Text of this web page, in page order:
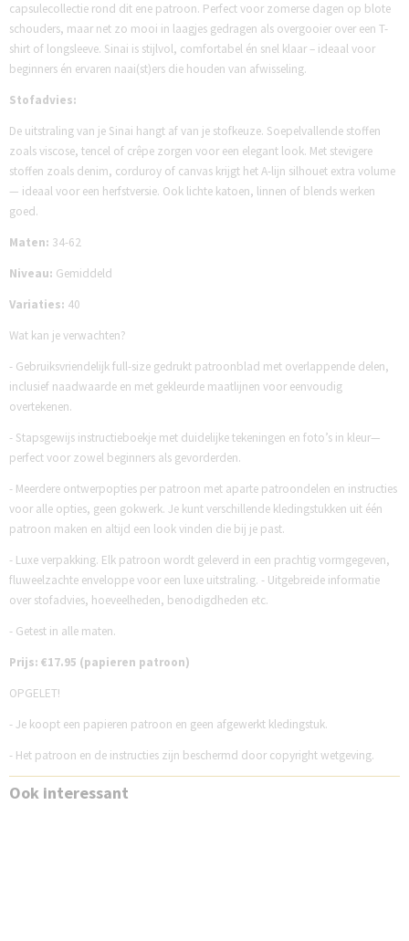
capsulecollectie rond dit ene patroon. Perfect voor zomerse dagen op blote
schouders, maar net zo mooi in laagjes gedragen als overgooier over een T-
shirt of longsleeve. Sinai is stijlvol, comfortabel én snel klaar – ideaal voor
beginners én ervaren naai(st)ers die houden van afwisseling.
Stofadvies:
De uitstraling van je Sinai hangt af van je stofkeuze. Soepelvallende stoffen
zoals viscose, tencel of crêpe zorgen voor een elegant look. Met stevigere
stoffen zoals denim, corduroy of canvas krijgt het A-lijn silhouet extra volume
— ideaal voor een herfstversie. Ook lichte katoen, linnen of blends werken
goed.
Maten: 34-62
Niveau: Gemiddeld
Variaties: 40
Wat kan je verwachten?
- Gebruiksvriendelijk full-size gedrukt patroonblad met overlappende delen,
inclusief naadwaarde en met gekleurde maatlijnen voor eenvoudig
overtekenen.
- Stapsgewijs instructieboekje met duidelijke tekeningen en foto’s in kleur—
perfect voor zowel beginners als gevorderden.
- Meerdere ontwerpopties per patroon met aparte patroondelen en instructies
voor alle opties, geen gokwerk. Je kunt verschillende kledingstukken uit één
patroon maken en altijd een look vinden die bij je past.
- Luxe verpakking. Elk patroon wordt geleverd in een prachtig vormgegeven,
fluweelzachte enveloppe voor een luxe uitstraling. - Uitgebreide informatie
over stofadvies, hoeveelheden, benodigdheden etc.
- Getest in alle maten.
Prijs: €17.95 (papieren patroon)
OPGELET!
- Je koopt een papieren patroon en geen afgewerkt kledingstuk.
- Het patroon en de instructies zijn beschermd door copyright wetgeving.
Ook interessant